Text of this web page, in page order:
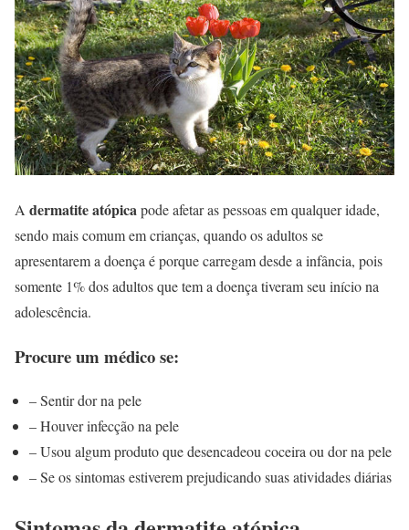
A dermatite atópicapode afetar as pessoas em qualquer idade,
sendo mais comum em crianças, quando os adultos se
apresentarem a doença é porque carregam desde a infância, pois
somente 1% dos adultos que tem a doença tiveram seu início na
adolescência.
Procure um médico se:
– Sentir dor na pele
– Houver infecção na pele
– Usou algum produto que desencadeou coceira ou dor na pele
– Se os sintomas estiverem prejudicando suas atividades diárias